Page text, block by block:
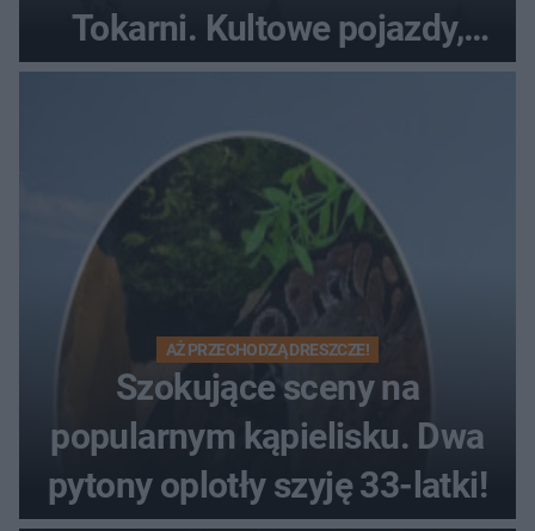
Tokarni. Kultowe pojazdy,
pokazy i muzyczna scena w
Muzeum Wsi Kieleckiej
AŻ PRZECHODZĄ DRESZCZE!
Szokujące sceny na
popularnym kąpielisku. Dwa
pytony oplotły szyję 33-latki!